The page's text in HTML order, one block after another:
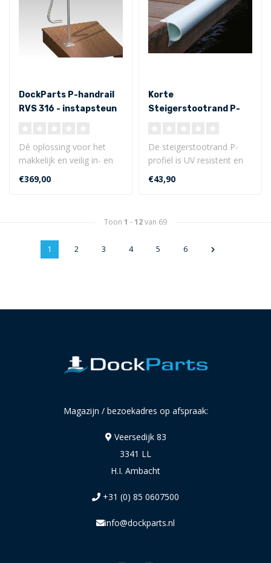
DockParts P-handrail
RVS 316 - instapsteun
Dé oplossing voor het
makkelijk en veilig in- en
Deze..
€369,00
Korte
Steigerstootrand P-
De steigerstootrand P-
profiel is UV resistent en
PVC. De s..
€43,90
Toon 1 - 12van 69
1 2 3 4 5 6
Magazijn / bezoekadres op afspraak:
Veersedijk 83
3341 LL
H.I. Ambacht
+31 (0) 85 0607500
info@dockparts.nl